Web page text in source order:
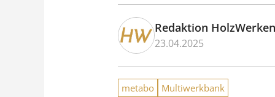
Redaktion HolzWerken
23.04.2025
metabo Multiwerkbank